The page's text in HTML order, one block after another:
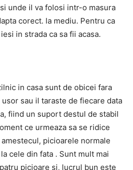
unde il va folosi intr-o masura
corect. la mediu. Pentru ca
in strada ca sa fii acasa.
in casa sunt de obicei fara
sau il taraste de fiecare data
fiind un suport destul de stabil
ce urmeaza sa se ridice
picioarele normale
cele din fata . Sunt mult mai
picioare si, lucrul bun este